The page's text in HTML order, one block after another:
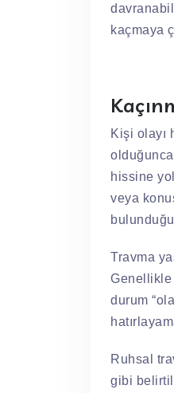
kaçmaya
Kişi olayı
olduğunca
hissine
veya
Travma
Genellikle
durum
Ruhsal
gibi